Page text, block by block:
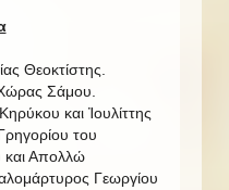
Θεοκτίστης.
Σάμου.
και Ἰουλίττης
του
και Απολλώ
Γεωργίου